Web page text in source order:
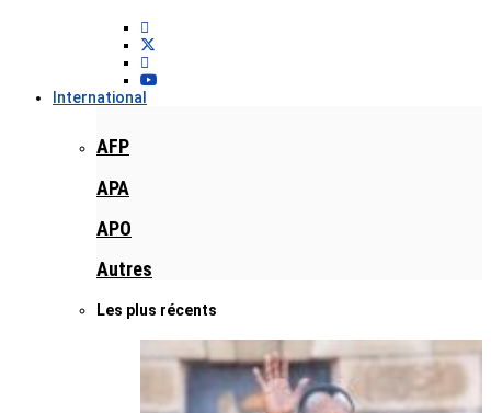
International
AFP
APA
APO
Autres
Les plus récents